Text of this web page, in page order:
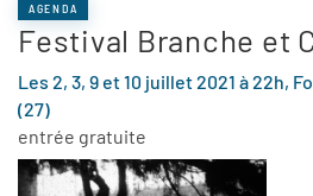
AGENDA
Festival Branche et
Les 2, 3, 9 et 10 juillet 2021 à 22h,
(27)
entrée gratuite